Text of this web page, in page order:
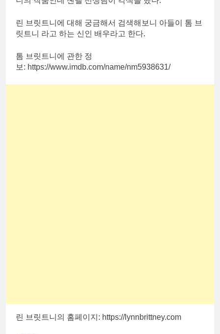
린 브릿트니에 대해 궁금해서 검색해보니 아들이 톰 브
릿트니 라고 하는 신인 배우라고 한다.
톰 브릿트니에 관한 정
보: https://www.imdb.com/name/nm5938631/
린 브릿트니의 홈페이지: https://lynnbrittney.com